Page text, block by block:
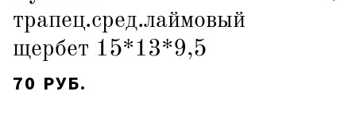
трапец.сред.лаймовый
щербет 15*13*9,5
70 РУБ.